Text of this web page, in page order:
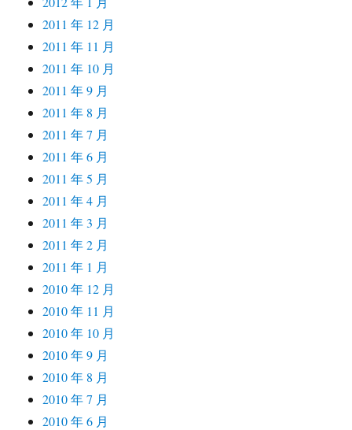
2011 年 12 月
2011 年 11 月
2011 年 10 月
2011 年 9 月
2011 年 8 月
2011 年 7 月
2011 年 6 月
2011 年 5 月
2011 年 4 月
2011 年 3 月
2011 年 2 月
2011 年 1 月
2010 年 12 月
2010 年 11 月
2010 年 10 月
2010 年 9 月
2010 年 8 月
2010 年 7 月
2010 年 6 月